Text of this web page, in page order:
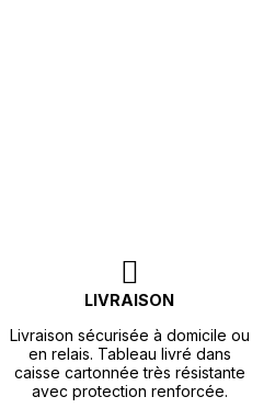
LIVRAISON
Livraison sécurisée à domicile ou
en relais. Tableau livré dans
caisse cartonnée très résistante
avec protection renforcée.